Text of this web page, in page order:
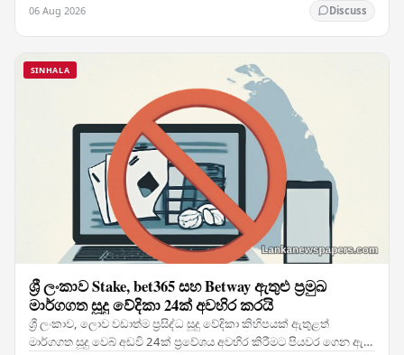
06 Aug 2026 Discuss
SINHALA
ශ්‍රී ලංකාව Stake, bet365 සහ Betway ඇතුළු ප්‍රමුඛ
මාර්ගගත සූදු වේදිකා 24ක් අවහිර කරයි
ශ්‍රී ලංකාව, ලොව වඩාත්ම ප්‍රසිද්ධ සූදු වේදිකා කිහිපයක් ඇතුළත්
මාර්ගගත සූදු වෙබ් අඩවි 24ක් ප්‍රවේශය අවහිර කිරීමට පියවර ගෙන ඇති